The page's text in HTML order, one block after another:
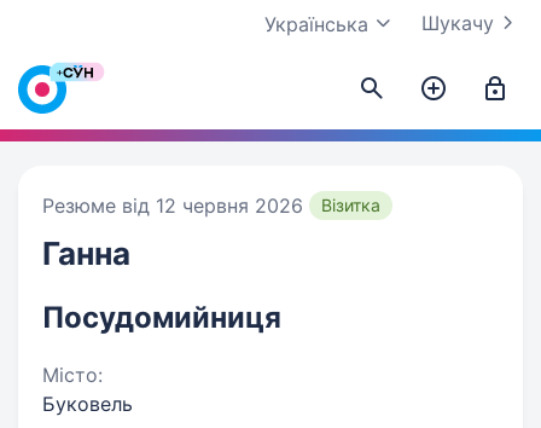
Шукачу
Українська
Резюме від 12 червня 2026 Візитка
Ганна
Посудомийниця
Місто:
Буковель